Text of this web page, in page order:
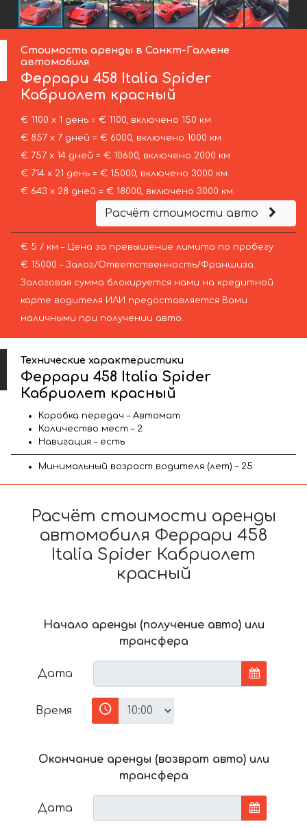
Стоимость аренды в Санкт-Галлене
автомобиля
Феррари 458 Italia Spider
Кабриолет красный
€ 1100 х 1 день = € 1100, включено 150 км
€ 857 х 7 дней = € 6000, включено 1000 км
€ 757 х 14 дней = € 10600, включено 2000 км
€ 714 х 21 день = € 15000, включено 3000 км
€ 643 х 28 дней = € 18000, включено 3000 км
Расчёт стоимости авто
€ 5 / км – Цена за превышение лимита по пробегу
€ 15000 – Залог/Ответственность/Франшиза.
Залоговая сумма блокируется нами на кредитной
карте водителя ИЛИ предоставляется Вами
наличными при получении авто.
Технические характеристики
Феррари 458 Italia Spider
Кабриолет красный
Коробка передач – Автомат
Количество мест – 2
Навигация – есть
Минимальный возраст водителя (лет) – 25
Расчёт стоимости аренды
автомобиля Феррари 458
Italia Spider Кабриолет
красный
Начало аренды (получение авто) или
трансфера
Дата
Время
Окончание аренды (возврат авто) или
трансфера
Дата